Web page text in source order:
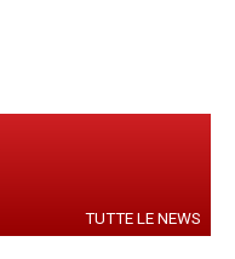
TUTTE LE NEWS